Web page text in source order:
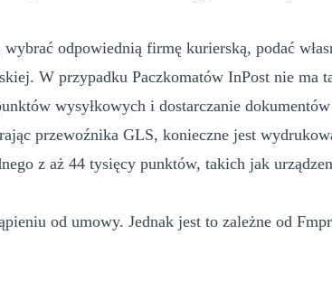
odpowiednią firmę kurierską, podać
W przypadku Paczkomatów InPost nie ma
wysyłkowych i dostarczanie
przewoźnika GLS, konieczne jest
z aż 44 tysięcy punktów, takich jak
od umowy. Jednak jest to zależne od